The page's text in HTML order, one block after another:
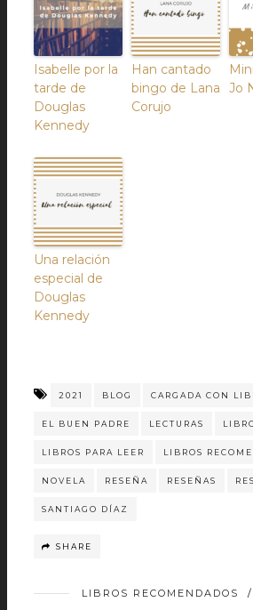
Isabelle por la
tarde de
Douglas
Kennedy
Han cantado
bingo de Lana
Corujo
Jo
Una relación
especial de
Douglas
Kennedy
2021 BLOG CARGADA CON
EL BUEN PADRE LECTURAS
LIBROS PARA LEER LIBROS
NOVELA RESEÑA RESEÑAS
SANTIAGO DÍAZ
SHARE
LIBROS RECOMENDADOS /